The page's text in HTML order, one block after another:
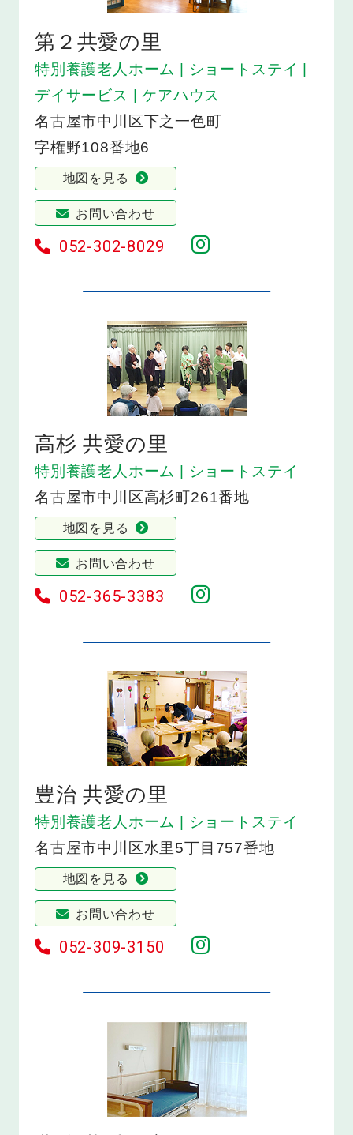
第２共愛の里
特別養護老人ホーム | ショートステイ |
デイサービス | ケアハウス
名古屋市中川区下之一色町
字権野108番地6
地図を見る
お問い合わせ
052-302-8029
高杉 共愛の里
特別養護老人ホーム | ショートステイ
名古屋市中川区高杉町261番地
地図を見る
お問い合わせ
052-365-3383
豊治 共愛の里
特別養護老人ホーム | ショートステイ
名古屋市中川区水里5丁目757番地
地図を見る
お問い合わせ
052-309-3150